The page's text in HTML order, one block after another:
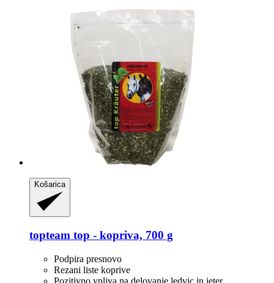
Košarica
topteam top -​ kopriva, 700 g
Podpira presnovo
Rezani liste koprive
Pozitivno vpliva na delovanje ledvic in jeter